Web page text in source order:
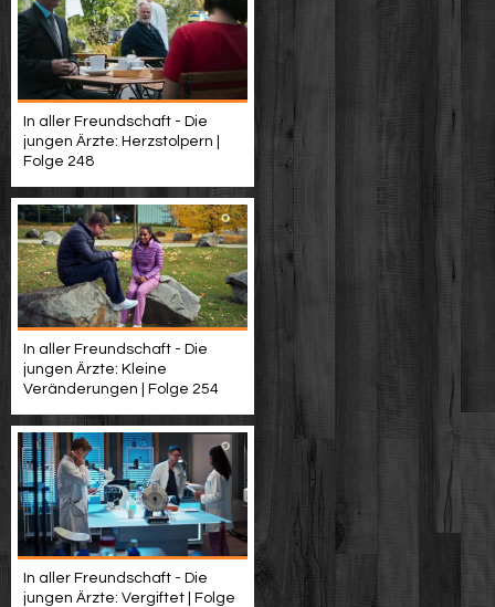
In aller Freundschaft - Die
jungen Ärzte: Herzstolpern |
Folge 248
In aller Freundschaft - Die
jungen Ärzte: Kleine
Veränderungen | Folge 254
In aller Freundschaft - Die
jungen Ärzte: Vergiftet | Folge